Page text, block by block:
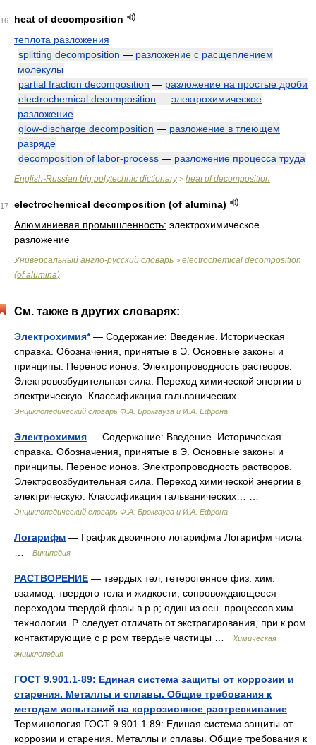
16
heat of decomposition
теплота разложения
splitting decomposition — разложение с расщеплением
молекулы
partial fraction decomposition — разложение на простые дроби
electrochemical decomposition — электрохимическое
разложение
glow-discharge decomposition — разложение в тлеющем
разряде
decomposition of labor-process — разложение процесса труда
English-Russian big polytechnic dictionary> heat of decomposition
17
electrochemical decomposition (of alumina)
Алюминиевая промышленность: электрохимическое
разложение
Универсальный англо-русский словарь > electrochemical decomposition
(of alumina)
См. также в других словарях:
Электрохимия*— Содержание: Введение. Историческая
справка. Обозначения, принятые в Э. Основные законы и
принципы. Перенос ионов. Электропроводность растворов.
Электровозбудительная сила. Переход химической энергии в
электрическую. Классификация гальванических… …
Энциклопедический словарь Ф.А. Брокгауза и И.А. Ефрона
Электрохимия — Содержание: Введение. Историческая
справка. Обозначения, принятые в Э. Основные законы и
принципы. Перенос ионов. Электропроводность растворов.
Электровозбудительная сила. Переход химической энергии в
электрическую. Классификация гальванических… …
Энциклопедический словарь Ф.А. Брокгауза и И.А. Ефрона
Логарифм — График двоичного логарифма Логарифм числа
Википедия
РАСТВОРЕНИЕ — твердых тел, гетерогенное физ. хим.
взаимод. твердого тела и жидкости, сопровождающееся
переходом твердой фазы в р р; один из осн. процессов хим.
технологии. Р. следует отличать от экстрагирования, при к ром
контактирующие с р ром твердые частицы …
Химическая
энциклопедия
ГОСТ 9.901.1-89: Единая система защиты от коррозии и
старения. Металлы и сплавы. Общие требования к
методам испытаний на коррозионное растрескивание —
Терминология ГОСТ 9.901.1 89: Единая система защиты от
коррозии и старения. Металлы и сплавы. Общие требования к